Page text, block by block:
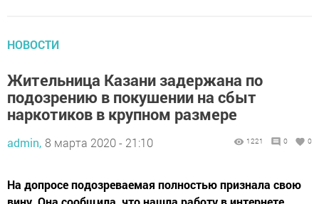
НОВОСТИ
Жительница Казани задержана по
подозрению в покушении на сбыт
наркотиков в крупном размере
admin, 8 марта 2020 - 21:10 1221 0 0
На допросе подозреваемая полностью признала свою